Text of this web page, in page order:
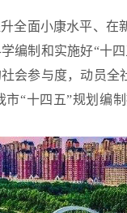
全面小康水平、
编制和实施好“十
会参与度，动员全
“十四五”规划编